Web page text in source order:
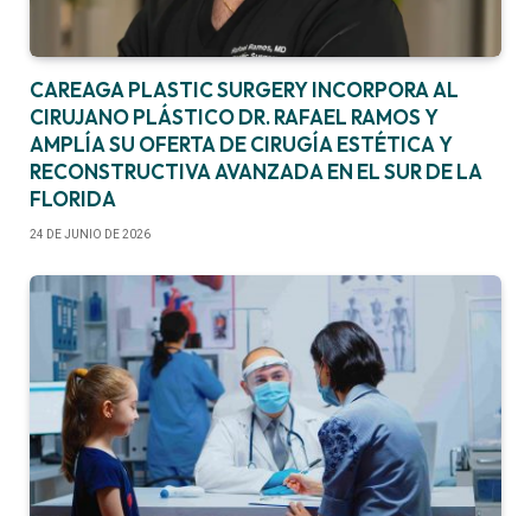
CAREAGA PLASTIC SURGERY INCORPORA AL
CIRUJANO PLÁSTICO DR. RAFAEL RAMOS Y
AMPLÍA SU OFERTA DE CIRUGÍA ESTÉTICA Y
RECONSTRUCTIVA AVANZADA EN EL SUR DE LA
FLORIDA
24 DE JUNIO DE 2026